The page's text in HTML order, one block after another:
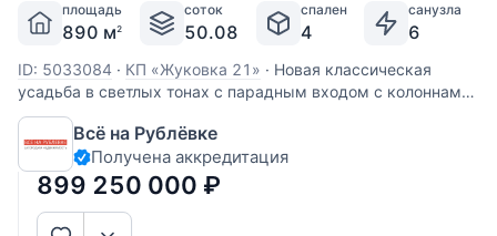
площадь
890 м2
соток
50.08
спален
4
санузла
6
ID: 5033084 · КП «Жуковка 21» · Новая классическая
усадьба в светлых тонах с парадным входом с колоннами.
Прекрасная планировка соответствует современным
представлениям о комфорте. Внутри эффектная парадная
лестница на 4 уровня. Мансарда: подсобные помещения
Этаж 1: прихожая, с/у,
Всё на Рублёвке
Получена аккредитация
899 250 000 ₽